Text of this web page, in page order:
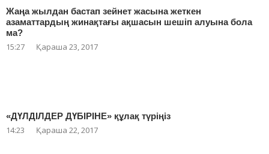
Жаңа жылдан бастап зейнет жасына жеткен
азаматтардың жинақтағы ақшасын шешіп алуына бола
ма?
15:27 Қараша 23, 2017
«ДҮЛДІЛДЕР ДҮБІРІНЕ» құлақ түріңіз
14:23 Қараша 22, 2017